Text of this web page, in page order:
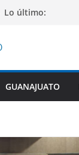
Lo último:
GUANAJUATO